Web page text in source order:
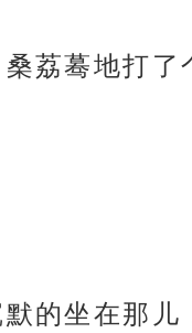
荔蓦地打了
的坐在那儿